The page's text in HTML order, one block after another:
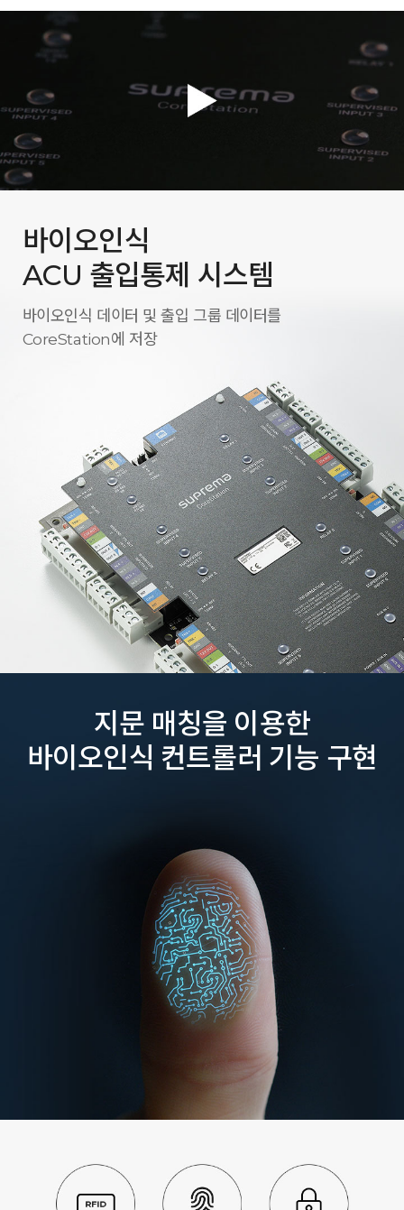
바이오인식
ACU 출입통제 시스템
바이오인식 데이터 및 출입 그룹 데이터를
CoreStation에 저장
지문 매칭을 이용한
바이오인식 컨트롤러 기능 구현